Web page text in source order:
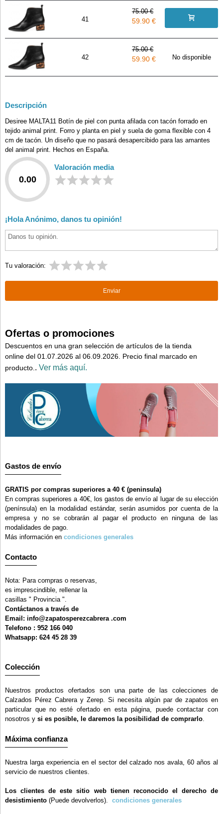
41
75.00 €
59.90 €
42
75.00 €
59.90 € No disponible
Descripción
Desiree MALTA11 Botín de piel con punta afilada con tacón forrado en
tejido animal print. Forro y planta en piel y suela de goma flexible con 4
cm de tacón. Un diseño que no pasará desapercibido para las amantes
del animal print. Hechos en España.
0.00
Valoración media
¡Hola Anónimo, danos tu opinión!
Tu valoración:
Ofertas o promociones
Descuentos en una gran selección de artículos de la tienda
online del 01.07.2026 al 06.09.2026. Precio final marcado en
producto. . Ver más aquí.
Gastos de envío
GRATIS por compras superiores a 40 € (peninsula)
En compras superiores a 40€, los gastos de envío al lugar de su elección
(península) en la modalidad estándar, serán asumidos por cuenta de la
empresa y no se cobrarán al pagar el producto en ninguna de las
modalidades de pago.
Más información en condiciones generales
Contacto
Nota: Para compras o reservas,
es imprescindible, rellenar la
casillas " Provincia ".
Contáctanos a través de
Email: info@zapatosperezcabrera .com
Telefono : 952 166 040
Whatsapp: 624 45 28 39
Colección
Nuestros productos ofertados son una parte de las colecciones de
Calzados Pérez Cabrera y Zerep. Si necesita algún par de zapatos en
particular que no esté ofertado en esta página, puede contactar con
nosotros y si es posible, le daremos la posibilidad de comprarlo.
Máxima confianza
Nuestra larga experiencia en el sector del calzado nos avala, 60 años al
servicio de nuestros clientes.
Los clientes de este sitio web tienen reconocido el derecho de
desistimiento (Puede devolverlos). condiciones generales